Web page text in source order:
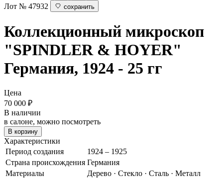
Лот № 47932
сохранить
Коллекционный микроскоп
"SPINDLER & HOYER"
Германия, 1924 - 25 гг
Цена
70 000 ₽
В наличии
в салоне, можно посмотреть
В корзину
Характеристики
Период создания
1924 – 1925
Страна происхождения Германия
Материалы
Дерево · Стекло · Сталь · Металл